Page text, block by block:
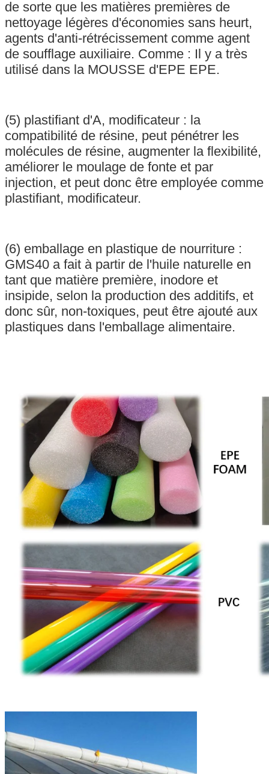
de sorte que les matières premières de
nettoyage légères d'économies sans heurt,
agents d'anti-rétrécissement comme agent
de soufflage auxiliaire. Comme : Il y a très
utilisé dans la MOUSSE d'EPE EPE.
(5) plastifiant d'A, modificateur : la
compatibilité de résine, peut pénétrer les
molécules de résine, augmenter la flexibilité,
améliorer le moulage de fonte et par
injection, et peut donc être employée comme
plastifiant, modificateur.
(6) emballage en plastique de nourriture :
GMS40 a fait à partir de l'huile naturelle en
tant que matière première, inodore et
insipide, selon la production des additifs, et
donc sûr, non-toxiques, peut être ajouté aux
plastiques dans l'emballage alimentaire.